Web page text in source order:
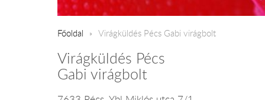
Főoldal Virágküldés Pécs Gabi virágbolt
Virágküldés Pécs
Gabi virágbolt